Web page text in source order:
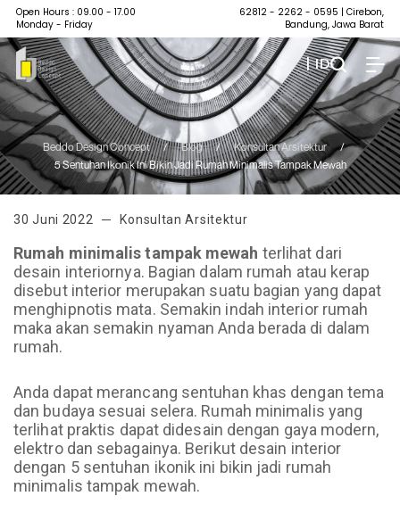
Open Hours : 09.00 - 17.00
Monday - Friday
62812 - 2262 - 0595 | Cirebon,
Bandung, Jawa Barat
| ID
Beddo Design Concept / Blog / Konsultan Arsitektur
/
5 Sentuhan Ikonik Ini Bikin Jadi Rumah Minimalis Tampak Mewah
30 Juni 2022 Konsultan Arsitektur
Rumah minimalis tampak mewah terlihat dari
desain interiornya. Bagian dalam rumah atau kerap
disebut interior merupakan suatu bagian yang dapat
menghipnotis mata. Semakin indah interior rumah
maka akan semakin nyaman Anda berada di dalam
rumah.
Anda dapat merancang sentuhan khas dengan tema
dan budaya sesuai selera. Rumah minimalis yang
terlihat praktis dapat didesain dengan gaya modern,
elektro dan sebagainya. Berikut desain interior
dengan 5 sentuhan ikonik ini bikin jadi rumah
minimalis tampak mewah.